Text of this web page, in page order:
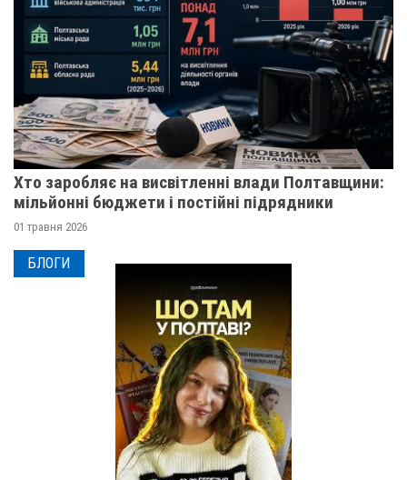
Хто заробляє на висвітленні влади Полтавщини:
мільйонні бюджети і постійні підрядники
01 травня 2026
БЛОГИ